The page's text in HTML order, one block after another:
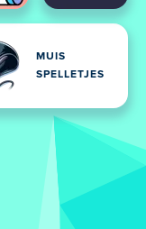
MUIS
SPELLETJES